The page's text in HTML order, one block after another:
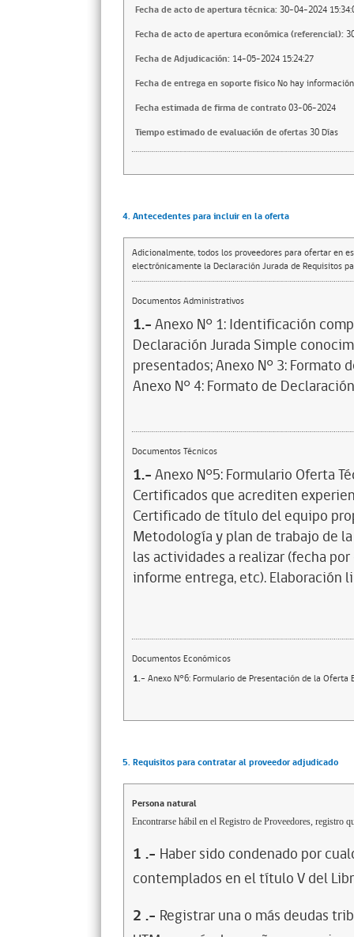
Fecha de acto de apertura técnica: 30-04-2024
Fecha de acto de apertura económica (referencial):
Fecha de Adjudicación: 14-05-2024 15:24:27
Fecha de entrega en soporte fisicoNo hay información
Fecha estimada de firma de contrato03-06-2024
Tiempo estimado de evaluación de ofertas 30 Días
4. Antecedentes para incluir en la oferta
Adicionalmente, todos los proveedores para ofertar en
electrónicamente la Declaración Jurada de Requisitos
Documentos Administrativos
1.-Anexo N° 1: Identificación
Declaración Jurada Simple
presentados; Anexo N° 3: Formato
Anexo N° 4: Formato de
Documentos Técnicos
1.-Anexo N°5: Formulario Oferta
Certificados que acrediten
Certificado de título del equipo
Metodología y plan de trabajo de
las actividades a realizar (fecha
informe entrega, etc). Elaboración
Documentos Económicos
1.- Anexo N°6: Formulario de Presentación de la Oferta
5. Requisitos para contratar al proveedor adjudicado
Persona natural
Encontrarse hábil en el Registro de Proveedores, registro
1 .- Haber sido condenado por
contemplados en el título V del
2 .- Registrar una o más deudas